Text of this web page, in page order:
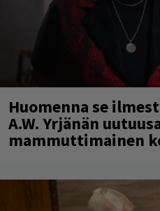
Huomenna se
A.W. Yrjänän
mammuttimainen